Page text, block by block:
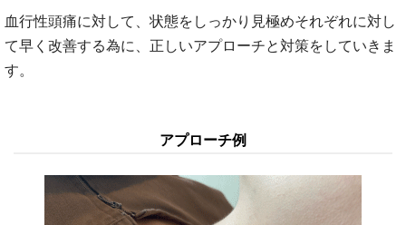
血行性頭痛に対して、状態をしっかり見極めそれぞれに対し
て早く改善する為に、正しいアプローチと対策をしていきま
す。
アプローチ例